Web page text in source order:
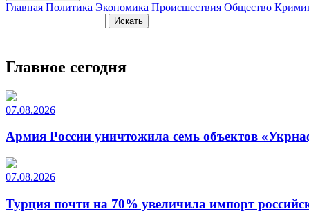
Главная Политика Экономика Происшествия Общество
Главное сегодня
07.08.2026
Армия России уничтожила семь объектов
07.08.2026
Турция почти на 70% увеличила импорт